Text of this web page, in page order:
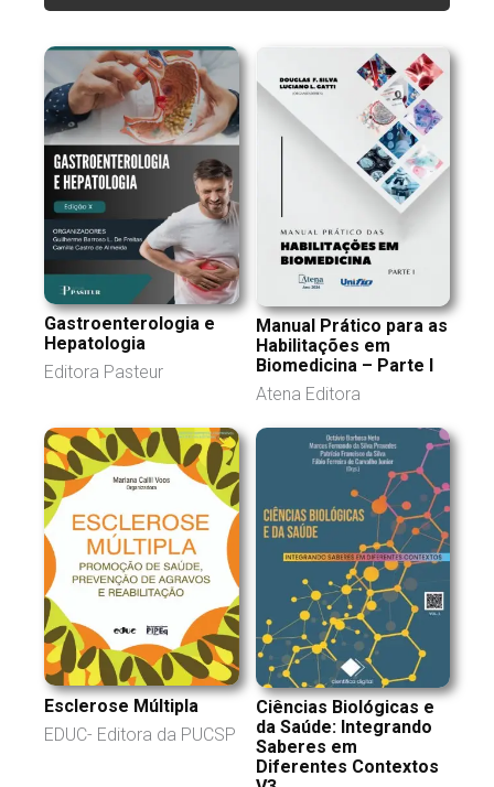
Gastroenterologia e
Hepatologia
Editora Pasteur
Manual Prático para as
Habilitações em
Biomedicina – Parte I
Atena Editora
Esclerose Múltipla
EDUC- Editora da PUCSP
Ciências Biológicas e
da Saúde: Integrando
Saberes em
Diferentes Contextos